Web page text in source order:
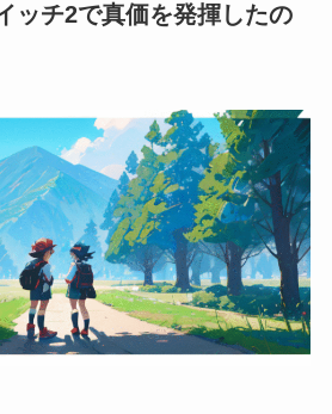
ッチ2で真価を発揮したの